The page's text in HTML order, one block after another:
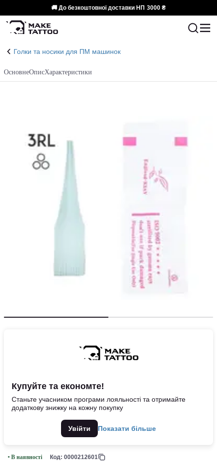
🚚 До безкоштовної доставки НП 3000 ₴
Голки та носики для ПМ машинок
ОсновнеОписХарактеристики
Купуйте та економте!
Станьте учасником програми лояльності та отримайте
додаткову знижку на кожну покупку
Увійти Показати більше
• В наявності Код: 0000212601